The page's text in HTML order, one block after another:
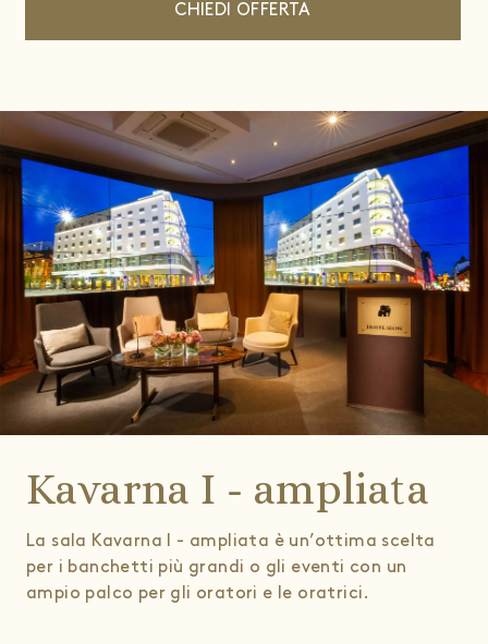
CHIEDI OFFERTA
Kavarna I - ampliata
La sala Kavarna I - ampliata è un’ottima scelta
per i banchetti più grandi o gli eventi con un
ampio palco per gli oratori e le oratrici.